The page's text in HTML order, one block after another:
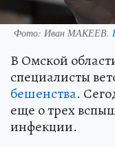
Фото: Иван МАКЕЕВ.
В Омской
специалисты
бешенства.
еще о трех
инфекции.